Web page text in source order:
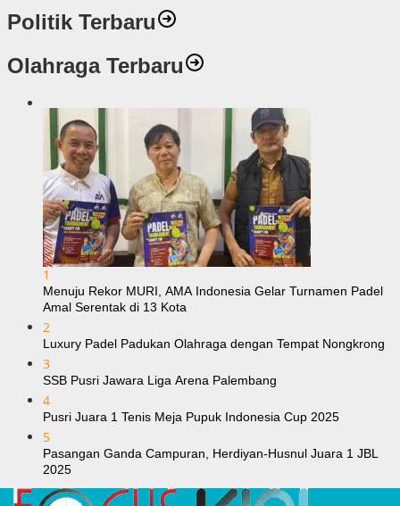
Politik Terbaru
Olahraga Terbaru
1
Menuju Rekor MURI, AMA Indonesia Gelar Turnamen Padel
Amal Serentak di 13 Kota
2
Luxury Padel Padukan Olahraga dengan Tempat Nongkrong
3
SSB Pusri Jawara Liga Arena Palembang
4
Pusri Juara 1 Tenis Meja Pupuk Indonesia Cup 2025
5
Pasangan Ganda Campuran, Herdiyan-Husnul Juara 1 JBL
2025